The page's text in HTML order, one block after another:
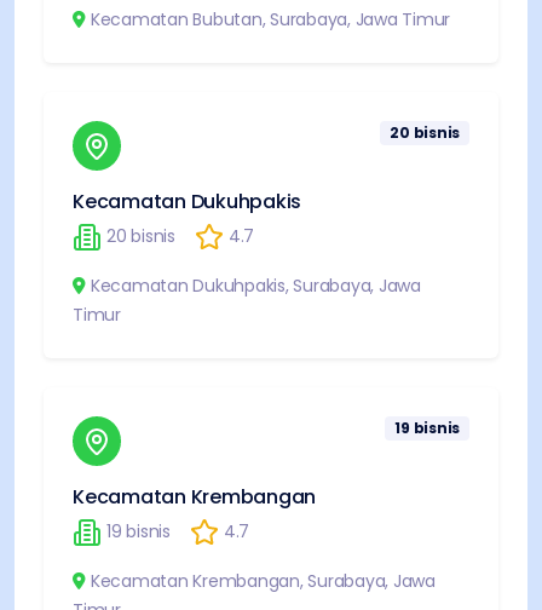
Kecamatan Bubutan,Surabaya, Jawa Timur
20 bisnis
Kecamatan Dukuhpakis
20 bisnis 4.7
Kecamatan Dukuhpakis,Surabaya, Jawa
Timur
19 bisnis
Kecamatan Krembangan
19 bisnis 4.7
Kecamatan Krembangan,Surabaya, Jawa